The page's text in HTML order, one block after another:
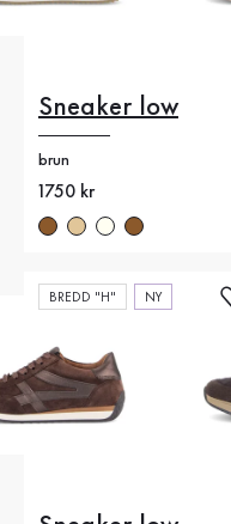
Sneaker low
brun
Nytt pris
1750 kr
BREDD "H" NY